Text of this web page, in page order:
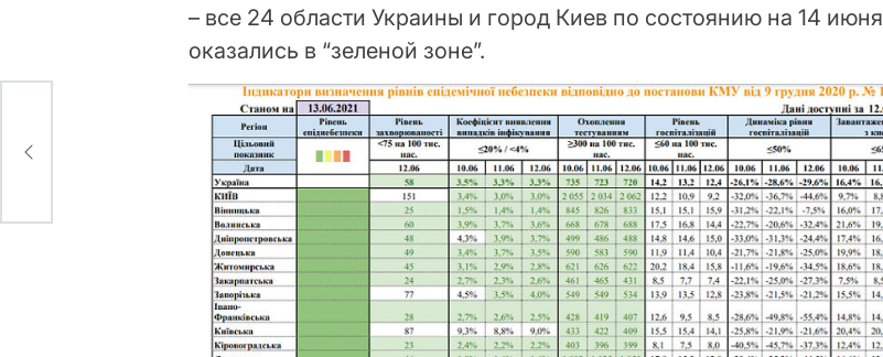
– все 24 области Украины и город Киев по состоянию на 14 июня
оказались в “зеленой зоне”.